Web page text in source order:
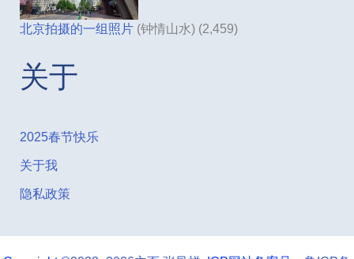
北京拍摄的一组照片 (钟情山水) (2,459)
关于
2025春节快乐
关于我
隐私政策